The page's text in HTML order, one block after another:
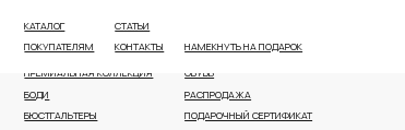
КАТАЛОГ
ПОКУПАТЕЛЯМ НАМЕКНУТЬ НА ПОДАРОК
СТАТЬИ
КОНТАКТЫ
ВСЕ КАТЕГОРИИ
НОВОЕ ПОСТУПЛЕНИЕ
БЮСТГАЛЬТЕРЫ
КОРСЕТЫ
КОРРЕКТИРУЮЩЕЕ БЕЛЬЕ
ПОДАРОЧНЫЙ СЕРТИФИКАТ